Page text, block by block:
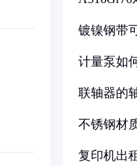
镀镍钢带
计量泵如
联轴器的
不锈钢材
复印机出